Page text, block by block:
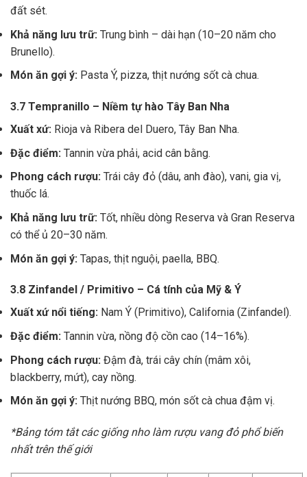
đất sét.
Khả năng lưu trữ: Trung bình – dài hạn (10–20 năm cho
Brunello).
Món ăn gợi ý: Pasta Ý, pizza, thịt nướng sốt cà chua.
3.7 Tempranillo – Niềm tự hào Tây Ban Nha
Xuất xứ: Rioja và Ribera del Duero, Tây Ban Nha.
Đặc điểm: Tannin vừa phải, acid cân bằng.
Phong cách rượu: Trái cây đỏ (dâu, anh đào), vani, gia vị,
thuốc lá.
Khả năng lưu trữ: Tốt, nhiều dòng Reserva và Gran Reserva
có thể ủ 20–30 năm.
Món ăn gợi ý: Tapas, thịt nguội, paella, BBQ.
3.8 Zinfandel / Primitivo – Cá tính của Mỹ & Ý
Xuất xứ nổi tiếng: Nam Ý (Primitivo), California (Zinfandel).
Đặc điểm: Tannin vừa, nồng độ cồn cao (14–16%).
Phong cách rượu: Đậm đà, trái cây chín (mâm xôi,
blackberry, mứt), cay nồng.
Món ăn gợi ý: Thịt nướng BBQ, món sốt cà chua đậm vị.
*Bảng tóm tắt các giống nho làm rượu vang đỏ phổ biến
nhất trên thế giới